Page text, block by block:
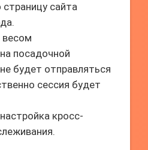
сайта
весом
на посадочной
будет отправляться
сессия будет
кросс-